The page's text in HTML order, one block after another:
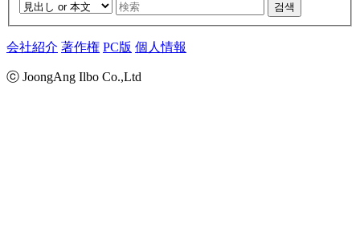
검색
会社紹介 著作権 PC版 個人情報
ⓒ JoongAng Ilbo Co.,Ltd